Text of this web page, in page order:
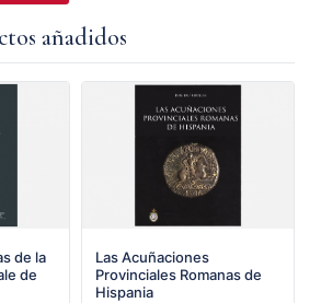
añadidos
de la
de
Las Acuñaciones
Provinciales Romanas de
Hispania